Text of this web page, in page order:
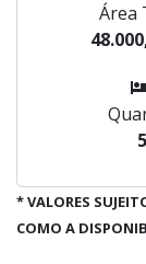
Área
5
* VALORES
COMO A